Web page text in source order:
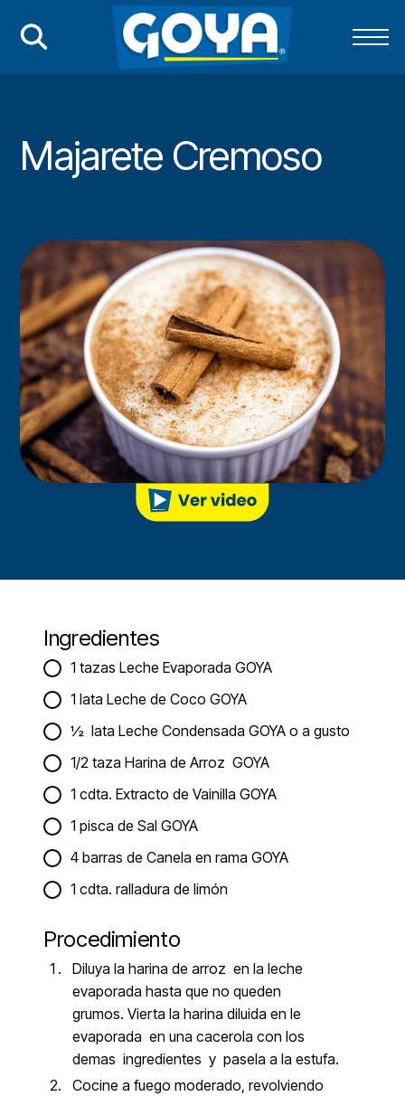
Majarete Cremoso
Ingredientes
1 tazas Leche Evaporada GOYA
1 lata Leche de Coco GOYA
½ lata Leche Condensada GOYA o a gusto
1/2 taza Harina de Arroz GOYA
1 cdta. Extracto de Vainilla GOYA
1 pisca de Sal GOYA
4 barras de Canela en rama GOYA
1 cdta. ralladura de limón
Procedimiento
Diluya la harina de arroz en la leche
evaporada hasta que no queden
grumos. Vierta la harina diluida en le
evaporada en una cacerola con los
demas ingredientes y pasela a la estufa.
Cocine a fuego moderado, revolviendo